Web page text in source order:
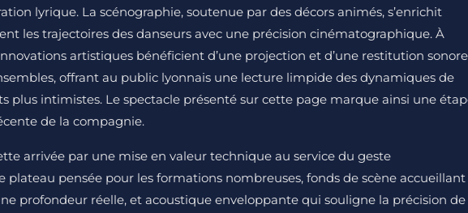
lyrique. La scénographie, soutenue par des décors animés, s’enrichit
les trajectoires des danseurs avec une précision cinématographique. À
artistiques bénéficient d’une projection et d’une restitution sonore
offrant au public lyonnais une lecture limpide des dynamiques de
plus intimistes. Le spectacle présenté sur cette page marque ainsi une
de la compagnie.
arrivée par une mise en valeur technique au service du geste
plateau pensée pour les formations nombreuses, fonds de scène accueillant
profondeur réelle, et acoustique enveloppante qui souligne la précision de